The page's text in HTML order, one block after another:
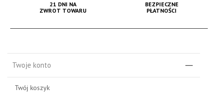
21 DNI NA
ZWROT TOWARU
BEZPIECZNE
PŁATNOŚCI
Twoje konto
Twój koszyk